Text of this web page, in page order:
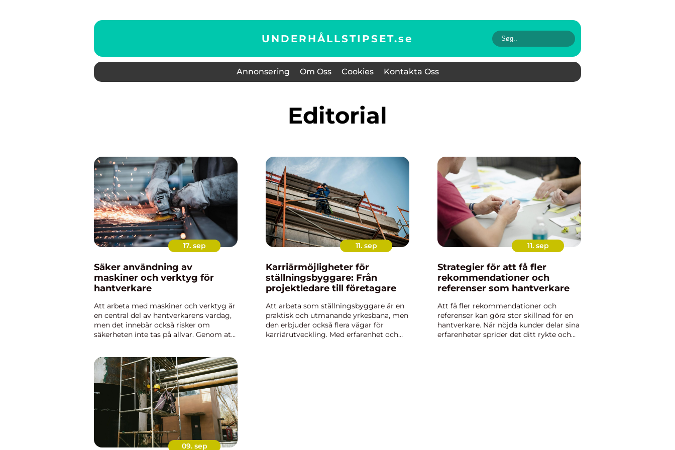
UNDERHÅLLSTIPSET.se
Annonsering Om Oss Cookies Kontakta Oss
editorial
17. sep
Säker användning av
maskiner och verktyg för
hantverkare
Att arbeta med maskiner och verktyg är
en central del av hantverkarens vardag,
men det innebär också risker om
säkerheten inte tas på allvar. Genom att
11. sep
Karriärmöjligheter för
ställningsbyggare: Från
projektledare till företagare
Att arbeta som ställningsbyggare är en
praktisk och utmanande yrkesbana, men
den erbjuder också flera vägar för
karriärutveckling. Med erfarenhet och
11. sep
Strategier för att få fler
rekommendationer och
referenser som hantverkare
Att få fler rekommendationer och
referenser kan göra stor skillnad för en
hantverkare. När nöjda kunder delar sina
erfarenheter sprider det ditt rykte och
09. sep